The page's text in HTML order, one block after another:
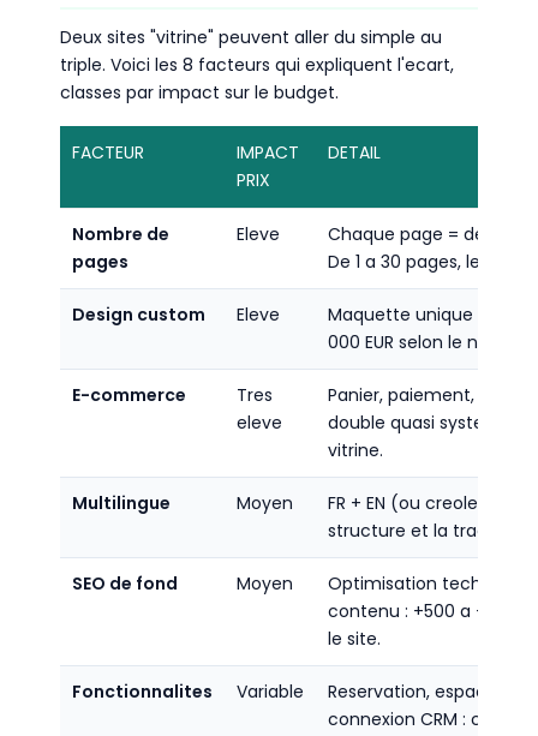
Deux sites "vitrine" peuvent aller du simple au
triple. Voici les 8 facteurs qui expliquent l'ecart,
classes par impact sur le budget.
FACTEUR
IMPACT
PRIX
DETAIL
Nombre de
pages
Eleve
Chaque page = design,
De 1 a 30 pages, le
Design custom Eleve
Maquette unique vs
000 EUR selon le niveau
E-commerce
Tres
eleve
Panier, paiement, stock,
double quasi
vitrine.
Multilingue Moyen
FR + EN (ou creole) :
structure et la
SEO de fond Moyen
Optimisation technique,
contenu : +500 a +2 500
le site.
Fonctionnalites Variable
Reservation, espace
connexion CRM :